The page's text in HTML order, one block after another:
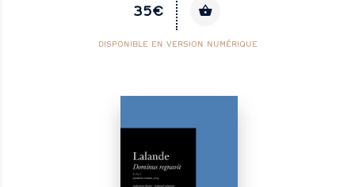
35€
DISPONIBLE EN VERSION NUMÉRIQUE